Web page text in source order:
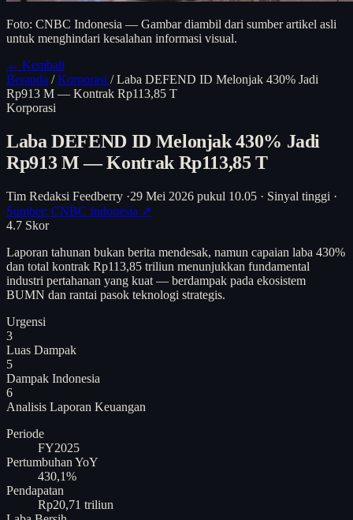
Foto: CNBC Indonesia — Gambar diambil dari sumber artikel asli
untuk menghindari kesalahan informasi visual.
← Kembali
Beranda / Korporasi / Laba DEFEND ID Melonjak 430% Jadi
Rp913 M — Kontrak Rp113,85 T
Korporasi
Laba DEFEND ID Melonjak 430% Jadi
Rp913 M — Kontrak Rp113,85 T
Tim Redaksi Feedberry ·29 Mei 2026 pukul 10.05 · Sinyal tinggi ·
Sumber: CNBC Indonesia ↗
4.7 Skor
Laporan tahunan bukan berita mendesak, namun capaian laba 430%
dan total kontrak Rp113,85 triliun menunjukkan fundamental
industri pertahanan yang kuat — berdampak pada ekosistem
BUMN dan rantai pasok teknologi strategis.
Urgensi
3
Luas Dampak
5
Dampak Indonesia
6
Analisis Laporan Keuangan
Periode
FY2025
Pertumbuhan YoY
430,1%
Pendapatan
Rp20,71 triliun